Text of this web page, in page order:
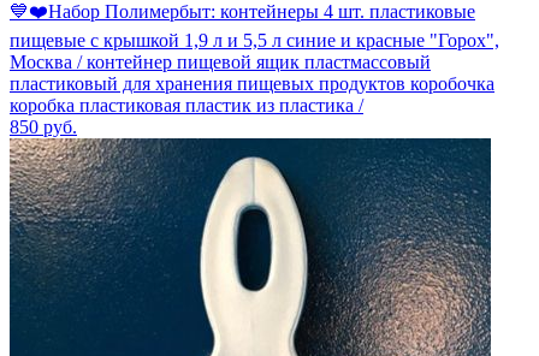
💙❤️️Набор Полимербыт: контейнеры 4 шт. пластиковые
пищевые с крышкой 1,9 л и 5,5 л синие и красные "Горох",
Москва / контейнер пищевой ящик пластмассовый
пластиковый для хранения пищевых продуктов коробочка
коробка пластиковая пластик из пластика /
850 руб.